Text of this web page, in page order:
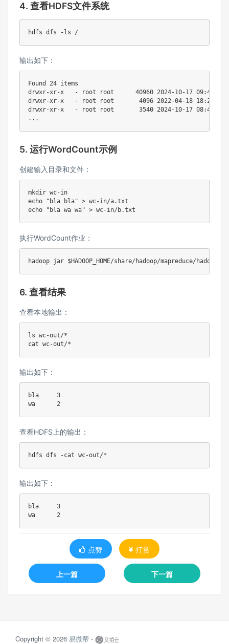
4. 查看HDFS文件系统
输出如下：
Found 24 items
drwxr-xr-x   - root root      40960 2024-10-17 09:40 /
drwxr-xr-x   - root root       4096 2022-04-18 18:28 /
drwxr-xr-x   - root root       3540 2024-10-17 08:42 /
5. 运行WordCount示例
创建输入目录和文件：
mkdir
echo
"bla bla" >
echo
"bla wa wa" >
执行WordCount作业：
hadoop jar $HADOOP_HOME
6. 查看结果
查看本地输出：
ls
cat
输出如下：
bla     3
查看HDFS上的输出：
输出如下：
bla     3
点赞 打赏
上一篇 下一篇
Copyright © 2026 易微帮 -